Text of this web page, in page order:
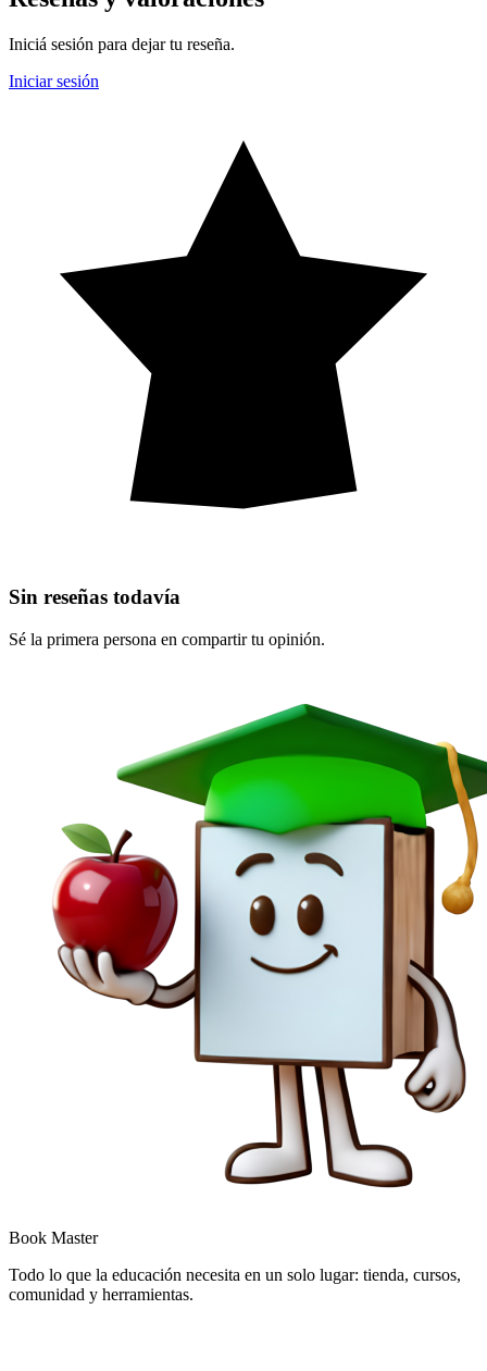
Iniciá sesión para dejar tu reseña.
Iniciar sesión
Sin reseñas todavía
Sé la primera persona en compartir tu opinión.
Book Master
Todo lo que la educación necesita en un solo lugar: tienda, cursos,
comunidad y herramientas.